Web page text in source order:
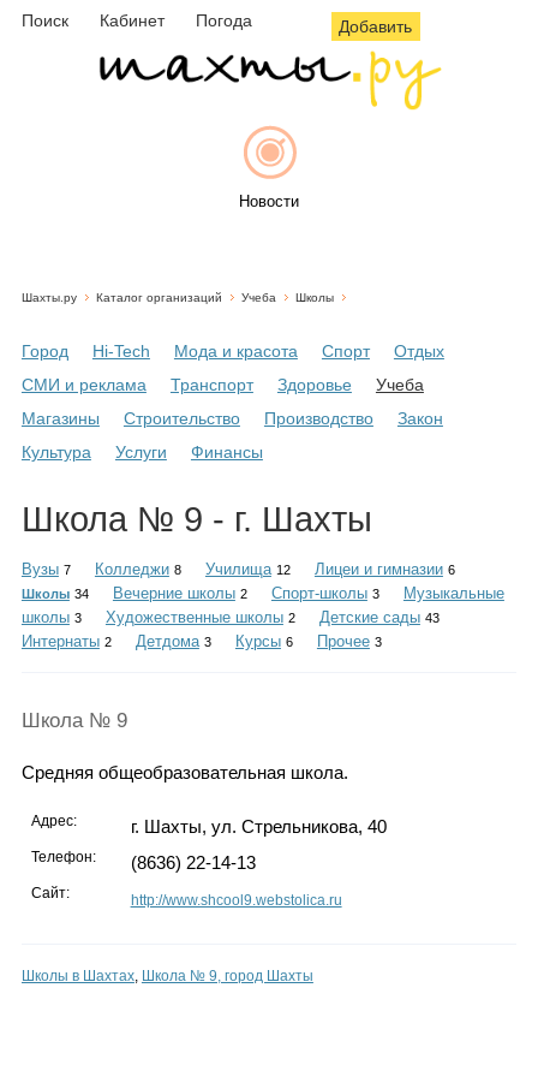
Поиск Кабинет Погода Добавить
Новости
Объявления
Гороскоп
Карты
Шахты.ру Каталог организаций Учеба Школы
Город Hi-Tech Мода и красота Спорт
Отдых
СМИ и реклама
Транспорт Здоровье
Учеба
Магазины
Строительство Производство
Закон
Культура
Услуги Финансы
Школа № 9 - г. Шахты
Вузы 7 Колледжи 8 Училища 12 Лицеи и гимназии 6
Школы 34 Вечерние школы 2 Спорт-школы 3
Музыкальные
школы 3 Художественные школы 2 Детские сады 43
Интернаты 2 Детдома 3 Курсы 6 Прочее 3
Школа № 9
Средняя общеобразовательная школа.
Адрес: г. Шахты, ул. Стрельникова, 40
Телефон: (8636) 22-14-13
Сайт: http://www.shcool9.webstolica.ru
Школы в Шахтах, Школа № 9, город Шахты